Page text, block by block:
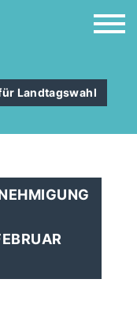
Landtagswahl